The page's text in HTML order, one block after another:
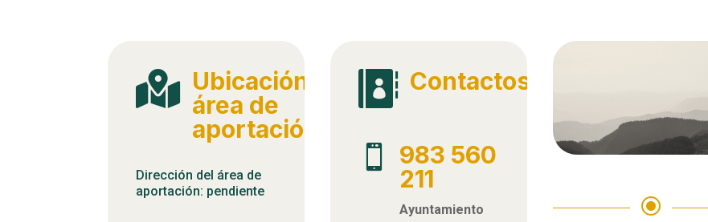
 Ubicación
área de
aportación
Dirección del área de
aportación: pendiente
 Contactos

983 560
211
Ayuntamiento \